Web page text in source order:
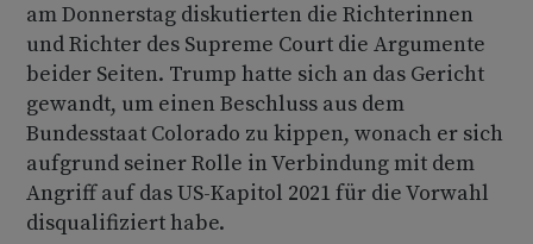
am Donnerstag diskutierten die Richterinnen
und Richter des Supreme Court die Argumente
beider Seiten. Trump hatte sich an das Gericht
gewandt, um einen Beschluss aus dem
Bundesstaat Colorado zu kippen, wonach er sich
aufgrund seiner Rolle in Verbindung mit dem
Angriff auf das US-Kapitol 2021 für die Vorwahl
disqualifiziert habe.